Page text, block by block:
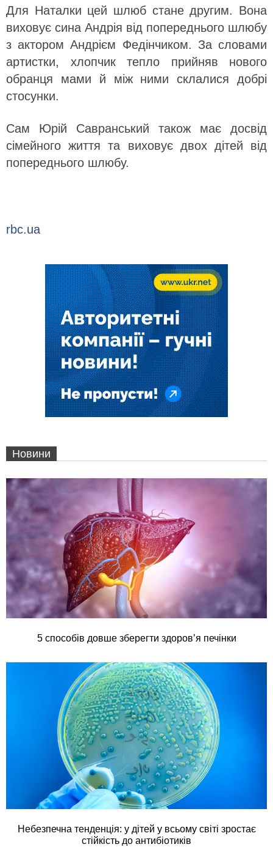
Для Наталки цей шлюб стане другим. Вона
виховує сина Андрія від попереднього шлюбу
з актором Андрієм Федінчиком. За словами
артистки, хлопчик тепло прийняв нового
обранця мами й між ними склалися добрі
стосунки.
Сам Юрій Савранський також має досвід
сімейного життя та виховує двох дітей від
попереднього шлюбу.
rbc.ua
Новини
5 способів довше зберегти здоров’я печінки
Небезпечна тенденція: у дітей у всьому світі зростає
стійкість до антибіотиків